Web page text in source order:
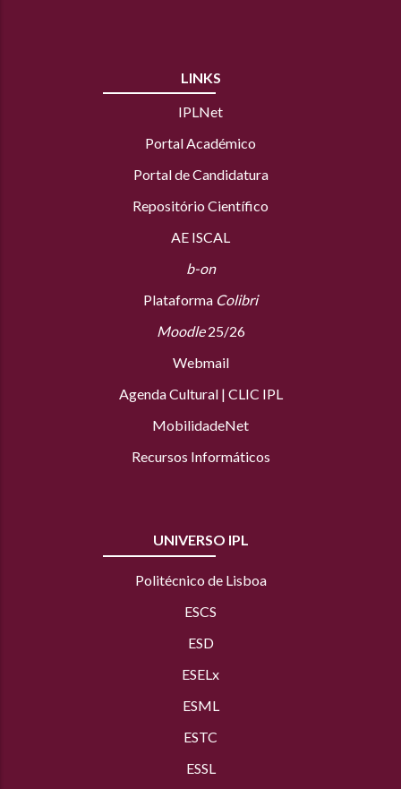
LINKS
IPLNet
Portal Académico
Portal de Candidatura
Repositório Científico
AE ISCAL
b-on
Plataforma Colibri
Moodle25/26
Webmail
Agenda Cultural| CLIC IPL
MobilidadeNet
Recursos Informáticos
UNIVERSO IPL
Politécnico de Lisboa
ESCS
ESD
ESELx
ESML
ESTC
ESSL